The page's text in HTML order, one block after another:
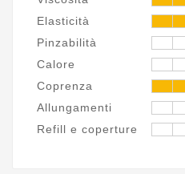
Elasticità
Pinzabilità
Calore
Coprenza
Allungamenti
Refill e coperture